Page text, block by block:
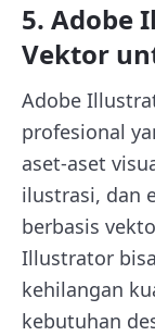
5. Adobe
Vektor
Adobe
profesional
aset-aset
ilustrasi, dan
berbasis
Illustrator
kehilangan
kebutuhan